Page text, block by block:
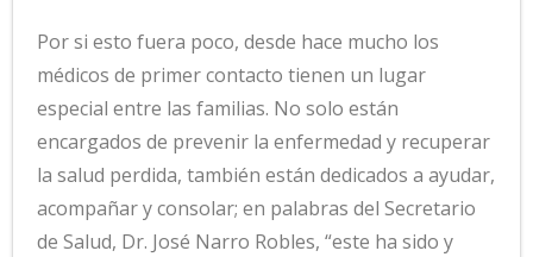
Por si esto fuera poco, desde hace mucho los
médicos de primer contacto tienen un lugar
especial entre las familias. No solo están
encargados de prevenir la enfermedad y recuperar
la salud perdida, también están dedicados a ayudar,
acompañar y consolar; en palabras del Secretario
de Salud, Dr. José Narro Robles, “este ha sido y